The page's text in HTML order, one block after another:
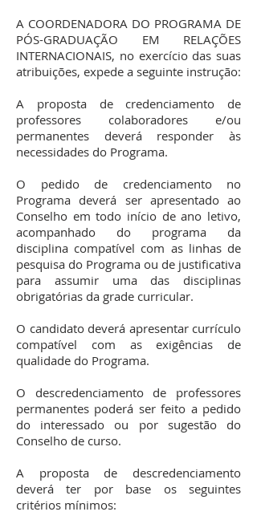
A COORDENADORA DO PROGRAMA DE
PÓS-GRADUAÇÃO EM RELAÇÕES
INTERNACIONAIS, no exercício das suas
atribuições, expede a seguinte instrução:
A proposta de credenciamento de
professores colaboradores e/ou
permanentes deverá responder às
necessidades do Programa.
O pedido de credenciamento no
Programa deverá ser apresentado ao
Conselho em todo início de ano letivo,
acompanhado do programa da
disciplina compatível com as linhas de
pesquisa do Programa ou de justificativa
para assumir uma das disciplinas
obrigatórias da grade curricular.
O candidato deverá apresentar currículo
compatível com as exigências de
qualidade do Programa.
O descredenciamento de professores
permanentes poderá ser feito a pedido
do interessado ou por sugestão do
Conselho de curso.
A proposta de descredenciamento
deverá ter por base os seguintes
critérios mínimos: